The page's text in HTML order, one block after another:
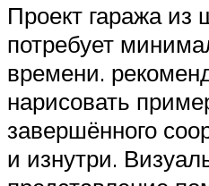
Проект гаража из
потребует
времени.
нарисовать
завершённого
и изнутри.